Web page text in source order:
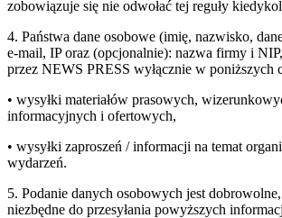
zobowiązuje się nie odwołać tej reguły
4. Państwa dane osobowe (imię, nazwisko,
e-mail, IP oraz (opcjonalnie): nazwa firmy i
przez NEWS PRESS wyłącznie w poniższych
• wysyłki materiałów prasowych,
informacyjnych i ofertowych,
• wysyłki zaproszeń / informacji na temat
wydarzeń.
5. Podanie danych osobowych jest
niezbędne do przesyłania powyższych